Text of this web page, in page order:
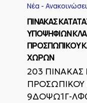
ΒΑΘΜΟΛΟΓΙΑΣ
ΥΠΟΨΗΦΙΩΝ
ΚΛΑΔΟΥ
ΕΙΔΙΚΟΤΗΤΑΣ
ΠΡΟΣΠΩΠΙΚΟΥ
ΚΑΘΑΡΙΟΤΗΤΑΣ
ΕΞΩΤΕΡΙΚΩΝ
ΧΩΡΩΝ
Νέα -
ΠΙΝΑΚΑΣ
ΥΠΟΨΗΦΙΩΝ
ΠΡΟΣΠΩΠΙΚΟΥ
ΧΩΡΩΝ
203 ΠΙΝΑΚΑΣ
9ΔΟΨΩ1Γ-